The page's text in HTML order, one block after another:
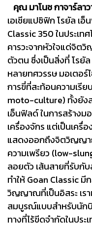
คุณ มาโนช กาจาร์ลาว
เอเชียแปซิฟิก โรยัล เ
Classic 350 ในประเท
คารวะจากหัวใจแด่จิต
ตัวตน ซึ่งเป็นสิ่งที่ โรยั
หลายทศวรรษ มอเตอ
การขี่ที่สะท้อนความเรี
moto-culture) ทั้งยัง
เอ็นฟิลด์ ในการสร้างม
เครื่องจักร แต่เป็นเครื่
แสดงออกถึงจิตวิญญ
ความเพรียว (low-
ลอยตัว เส้นสายที่รับกั
ทำให้ Goan Classic
วิญญาณที่เป็นอิสระ เรา
สมบูรณ์แบบสำหรับนัก
ทางที่ไร้ขีดจำกัดในประ